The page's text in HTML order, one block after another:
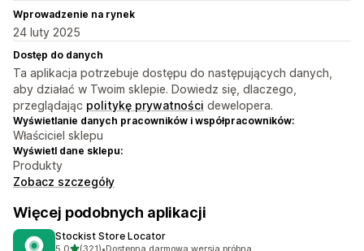
Wprowadzenie na rynek
24 luty 2025
Dostęp do danych
Ta aplikacja potrzebuje dostępu do następujących danych,
aby działać w Twoim sklepie. Dowiedz się, dlaczego,
przeglądając politykę prywatności dewelopera.
Wyświetlanie danych pracowników i współpracowników:
Właściciel sklepu
Wyświetl dane sklepu:
Produkty
Zobacz szczegóły
Więcej podobnych aplikacji
Stockist Store Locator
na 5 gwiazdek